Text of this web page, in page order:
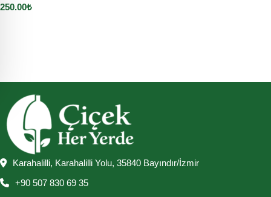
250.00₺
Karahalilli, Karahalilli Yolu, 35840 Bayındır/İzmir
+90 507 830 69 35